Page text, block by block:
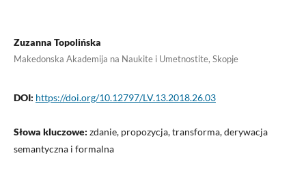
Zuzanna Topolińska
Makedonska Akademija na Naukite i Umetnostite, Skopje
DOI: https://doi.org/10.12797/LV.13.2018.26.03
Słowa kluczowe: zdanie, propozycja, transforma, derywacja
semantyczna i formalna